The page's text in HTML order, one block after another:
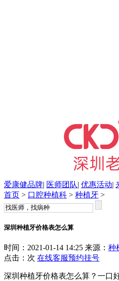
爱康健品牌| 医师团队| 优惠活动|
首页 > 口腔种植科 > 种植牙 >
深圳种植牙价格表怎么算
时间：2021-01-14 14:25 来源： 种
点击： 次 在线客服预约挂号
深圳种植牙价格表怎么算？一口